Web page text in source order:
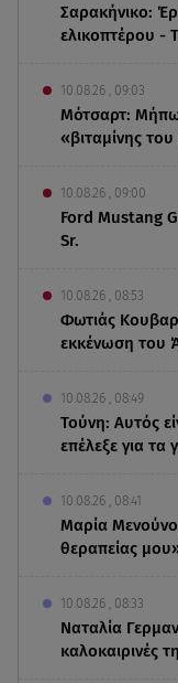
Σαρακήνικο:
ελικοπτέρου -
10.08.26 , 09:03
Μότσαρτ:
«βιταμίνης
10.08.26 , 09:00
Ford Mustang
Sr.
10.08.26 , 08:53
Φωτιάς
εκκένωση του
10.08.26 , 08:49
Τούνη: Αυτός
επέλεξε για τα
10.08.26 , 08:41
Μαρία
θεραπείας
10.08.26 , 08:33
Ναταλία
καλοκαιρινές